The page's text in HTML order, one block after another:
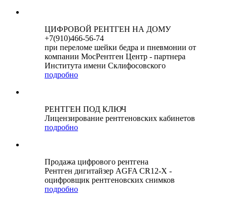
ЦИФРОВОЙ РЕНТГЕН НА ДОМУ
+7(910)466-56-74
при переломе шейки бедра и пневмонии от
компании МосРентген Центр - партнера
Института имени Склифосовского
подробно
РЕНТГЕН ПОД КЛЮЧ
Лицензирование рентгеновских кабинетов
подробно
Продажа цифрового рентгена
Рентген дигитайзер AGFA CR12-X -
оцифровщик рентгеновских снимков
подробно